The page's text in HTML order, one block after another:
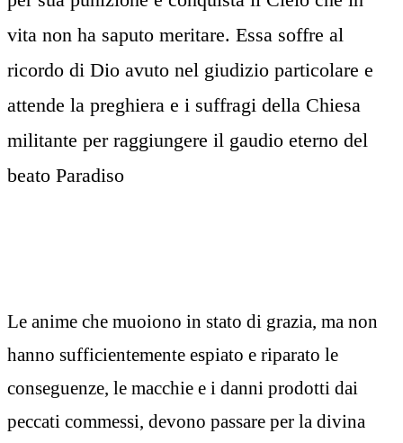
vita non ha saputo meritare. Essa soffre al
ricordo di Dio avuto nel giudizio particolare e
attende la preghiera e i suffragi della Chiesa
militante per raggiungere il gaudio eterno del
beato Paradiso
Le anime che muoiono in stato di grazia, ma non
hanno sufficientemente espiato e riparato le
conseguenze, le macchie e i danni prodotti dai
peccati commessi, devono passare per la divina